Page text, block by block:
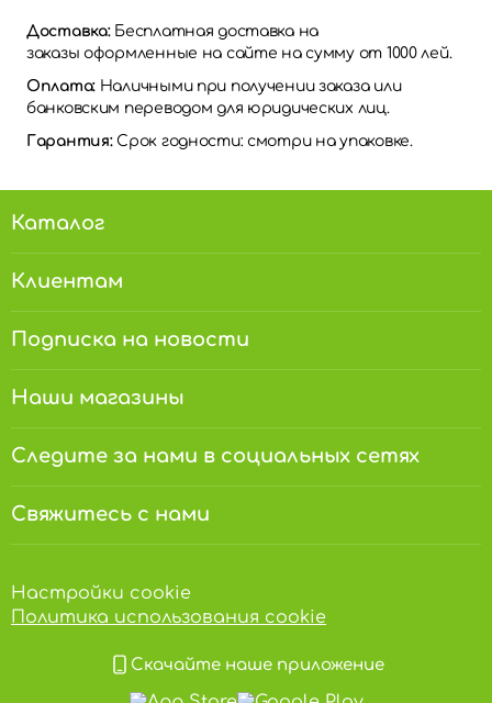
Доставка: Бесплатная доставка на
заказы оформленные на сайте на сумму от 1000 лей.
Оплата: Наличными при получении заказа или
банковским переводом для юридических лиц.
Гарантия:Срок годности: смотри на упаковке.
Каталог
Клиентам
Подписка на новости
Наши магазины
Следите за нами в социальных сетях
Свяжитесь с нами
Настройки cookie
Политика использования cookie
Скачайте наше приложение